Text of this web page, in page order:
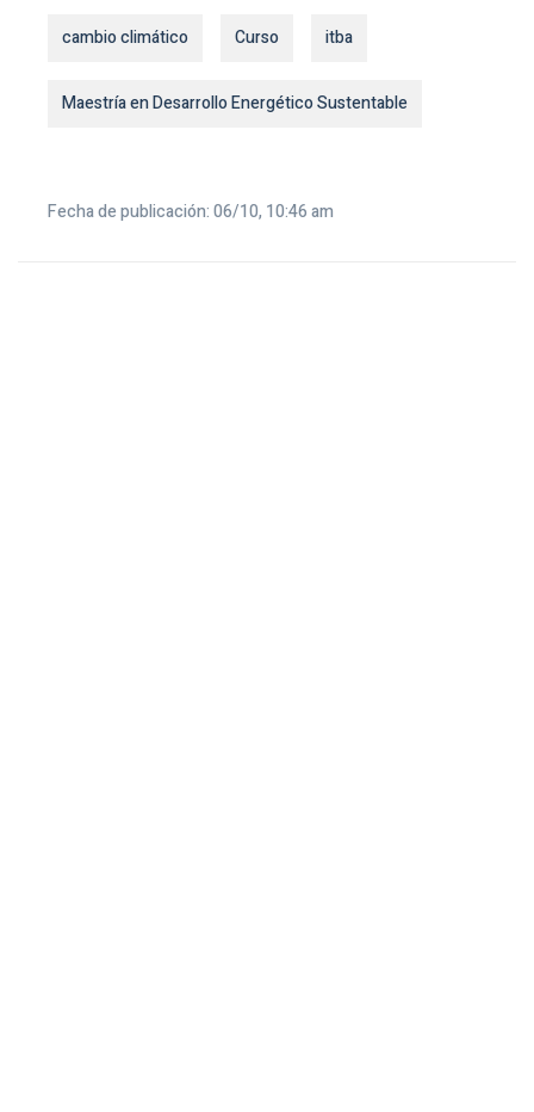
cambio climático Curso itba
Maestría en Desarrollo Energético Sustentable
Fecha de publicación: 06/10, 10:46 am